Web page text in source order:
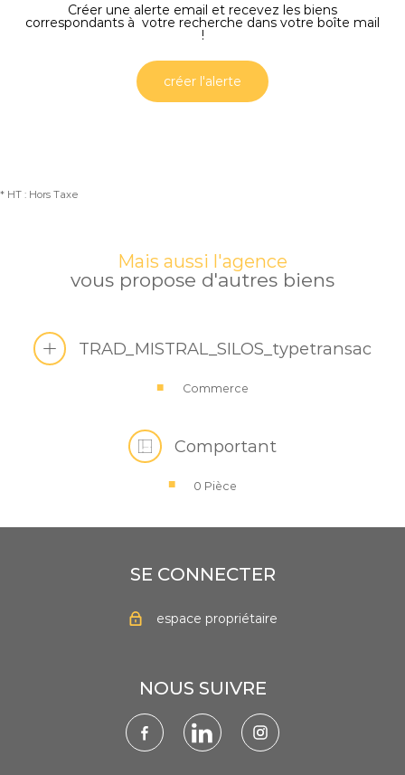
Créer une alerte email et recevez les biens
correspondants à votre recherche dans votre boîte mail
!
créer l'alerte
* HT : Hors Taxe
Mais aussi l'agence
vous propose d'autres biens
TRAD_MISTRAL_SILOS_typetransac
Commerce
Comportant
0 Pièce
SE CONNECTER
espace propriétaire
NOUS SUIVRE